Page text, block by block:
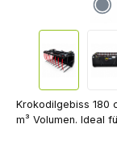
Krokodilgebiss 180
m³ Volumen. Ideal